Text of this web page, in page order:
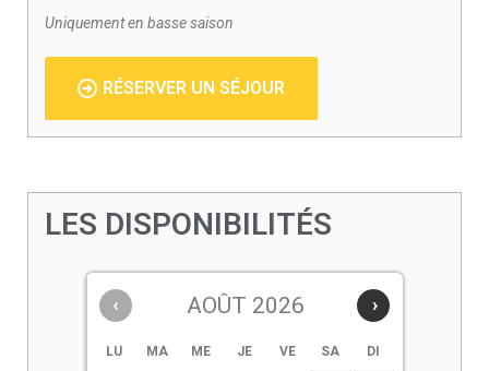
Uniquement en basse saison
RÉSERVER UN SÉJOUR
LES DISPONIBILITÉS
‹ ›
AOÛT 2026
LU MA ME JE VE SA DI